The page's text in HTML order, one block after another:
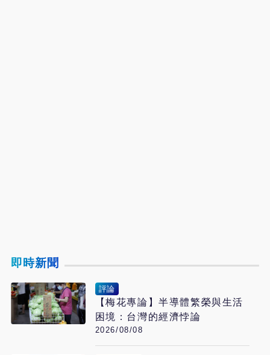
即時新聞
評論
【梅花專論】半導體繁榮與生活
困境：台灣的經濟悖論
2026/08/08